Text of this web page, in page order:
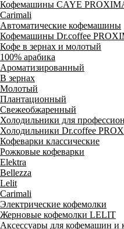
Кофемашины CAYE
Carimali
Автоматические кофемашины
Кофемашины Dr.coffee
Кофе в зернах и молотый
100% арабика
Ароматизированный
В зернах
Молотый
Плантационный
Свежеобжаренный
Холодильники для
Холодильники Dr.coffee
Кофеварки классические
Рожковые кофеварки
Elektra
Bellezza
Lelit
Carimali
Электрические кофемолки
Жерновые кофемолки LELIT
Аксессуары для кофемашин и